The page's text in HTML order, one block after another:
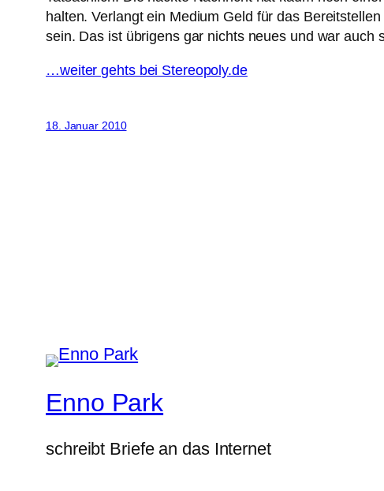
halten. Verlangt ein Medium Geld für das
sein. Das ist übrigens gar nichts neues und war
…weiter gehts bei Stereopoly.de
18. Januar 2010
Enno Park
schreibt Briefe an das Internet